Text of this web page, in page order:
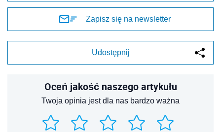
Zapisz się na newsletter
Udostępnij
Oceń jakość naszego artykułu
Twoja opinia jest dla nas bardzo ważna